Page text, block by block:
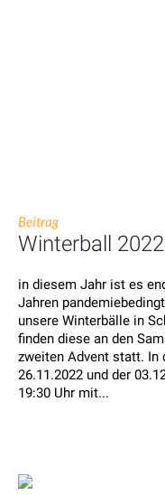
Beitrag
Winterball 2022
in diesem Jahr ist es
Jahren
unsere Winterbälle in
finden diese an den
zweiten Advent statt. In
26.11.2022 und der
19:30 Uhr mit...